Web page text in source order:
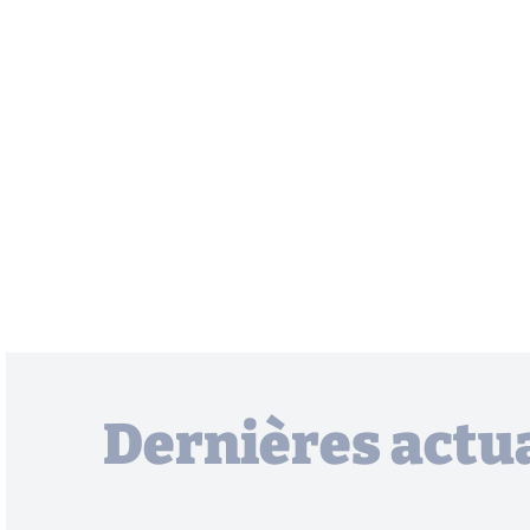
Dernières